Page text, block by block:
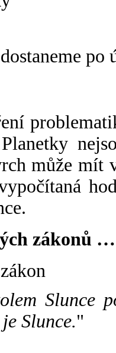
po
může mít
zákonů …
Slunce
Slunce."